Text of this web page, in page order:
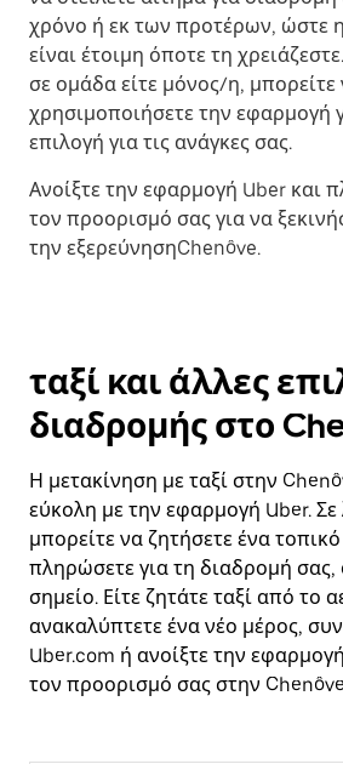
χρόνο ή εκ των προτέρων, ώστε
είναι έτοιμη όποτε τη
σε ομάδα είτε μόνος/η, μπορείτε
χρησιμοποιήσετε την εφαρμογή
επιλογή για τις ανάγκες σας.
Ανοίξτε την εφαρμογή Uber και
τον προορισμό σας για να
την εξερεύνησηChenôve.
ταξί και άλλες
διαδρομής στο
Η μετακίνηση με ταξί στην
εύκολη με την εφαρμογή Uber. Σε
μπορείτε να ζητήσετε ένα τοπικό
πληρώσετε για τη διαδρομή
σημείο. Είτε ζητάτε ταξί από το
ανακαλύπτετε ένα νέο μέρος,
Uber.com ή ανοίξτε την
τον προορισμό σας στην